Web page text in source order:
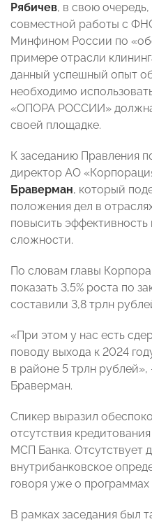
Рябичев, в свою
совместной работы с
Минфином России по
примере отрасли
данный успешный опыт
необходимо
«ОПОРА РОССИИ» должна
своей площадке.
К заседанию Правления
директор АО
Браверман, который
положения дел в
повысить эффективность
сложности.
По словам главы
показать 3,5% роста по
составили 3,8 трлн
«При этом у нас есть
поводу выхода к 2024
в районе 5 трлн рублей»,
Браверман.
Спикер выразил
отсутствия
МСП Банка. Отсутствует
внутрибанковское
говоря уже о программах
В рамках заседания был